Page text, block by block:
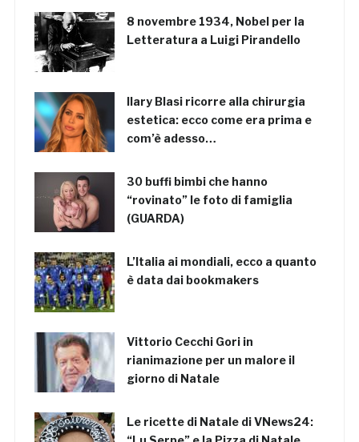
8 novembre 1934, Nobel per la
Letteratura a Luigi Pirandello
Ilary Blasi ricorre alla chirurgia
estetica: ecco come era prima e
com’è adesso…
30 buffi bimbi che hanno
“rovinato” le foto di famiglia
(GUARDA)
L’Italia ai mondiali, ecco a quanto
è data dai bookmakers
Vittorio Cecchi Gori in
rianimazione per un malore il
giorno di Natale
Le ricette di Natale di VNews24: